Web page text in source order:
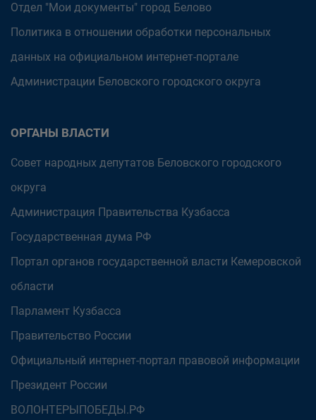
Отдел "Мои документы" город Белово
Политика в отношении обработки персональных
данных на официальном интернет-портале
Администрации Беловского городского округа
ОРГАНЫ ВЛАСТИ
Совет народных депутатов Беловского городского
округа
Администрация Правительства Кузбасса
Государственная дума РФ
Портал органов государственной власти Кемеровской
области
Парламент Кузбасса
Правительство России
Официальный интернет-портал правовой информации
Президент России
ВОЛОНТЕРЫПОБЕДЫ.РФ